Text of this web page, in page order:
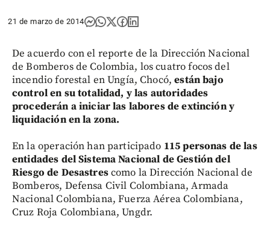
21 de marzo de 2014
De acuerdo con el reporte de la Dirección Nacional
de Bomberos de Colombia, los cuatro focos del
incendio forestal en Ungía, Chocó,están bajo
control en su totalidad, y las autoridades
procederán a iniciar las labores de extinción y
liquidación en la zona.
En la operación han participado 115 personas de las
entidades del Sistema Nacional de Gestión del
Riesgo de Desastrescomo la Dirección Nacional de
Bomberos, Defensa Civil Colombiana, Armada
Nacional Colombiana, Fuerza Aérea Colombiana,
Cruz Roja Colombiana, Ungdr.